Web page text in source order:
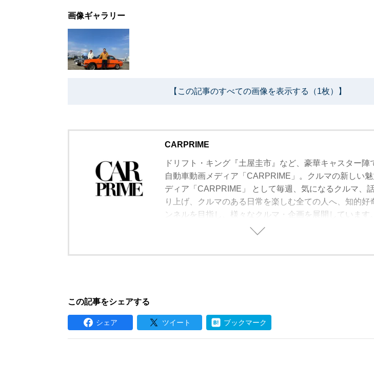
画像ギャラリー
【この記事のすべての画像を表示する（1枚）】
CARPRIME
ドリフト・キング『土屋圭市』など、豪華キャスター陣
自動車動画メディア「CARPRIME」。クルマの新しい
ディア「CARPRIME」 として毎週、気になるクルマ、
り上げ、クルマのある日常を楽しむ全ての人へ、知的好
ンネルを目指し、様々なクルマ・企画を展開しています
わず長編の徹底的な解説・レビューをしていきますので
この記事をシェアする
シェア ツイート ブックマーク